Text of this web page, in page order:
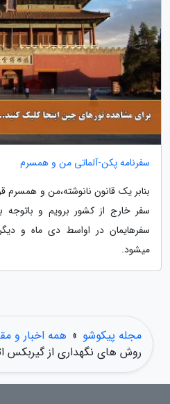
سفرنامه پکن-آلماتی من و همسرم
بنابر یک قانون نانوشته،من و همسرم
سفر خارج از کشور برویم و باتوجه
سفرهایمان در اواسط دی ماه و
میشود.
مجله پیکوشو » همه اخبار و
روش های نگهداری از گیربکس